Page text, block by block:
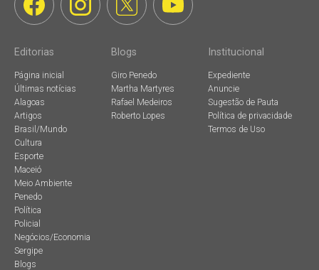
Editorias
Página inicial
Últimas notícias
Alagoas
Artigos
Brasil/Mundo
Cultura
Esporte
Maceió
Meio Ambiente
Penedo
Política
Policial
Negócios/Economia
Sergipe
Blogs
Blogs
Giro Penedo
Martha Martyres
Rafael Medeiros
Roberto Lopes
Institucional
Expediente
Anuncie
Sugestão de Pauta
Política de privacidade
Termos de Uso